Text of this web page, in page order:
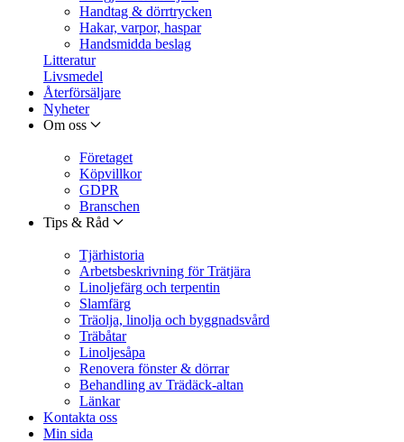
Handtag & dörrtrycken
Hakar, varpor, haspar
Handsmidda beslag
Litteratur
Livsmedel
Återförsäljare
Nyheter
Om oss
Företaget
Köpvillkor
GDPR
Branschen
Tips & Råd
Tjärhistoria
Arbetsbeskrivning för Trätjära
Linoljefärg och terpentin
Slamfärg
Träolja, linolja och byggnadsvård
Träbåtar
Linoljesåpa
Renovera fönster & dörrar
Behandling av Trädäck-altan
Länkar
Kontakta oss
Min sida